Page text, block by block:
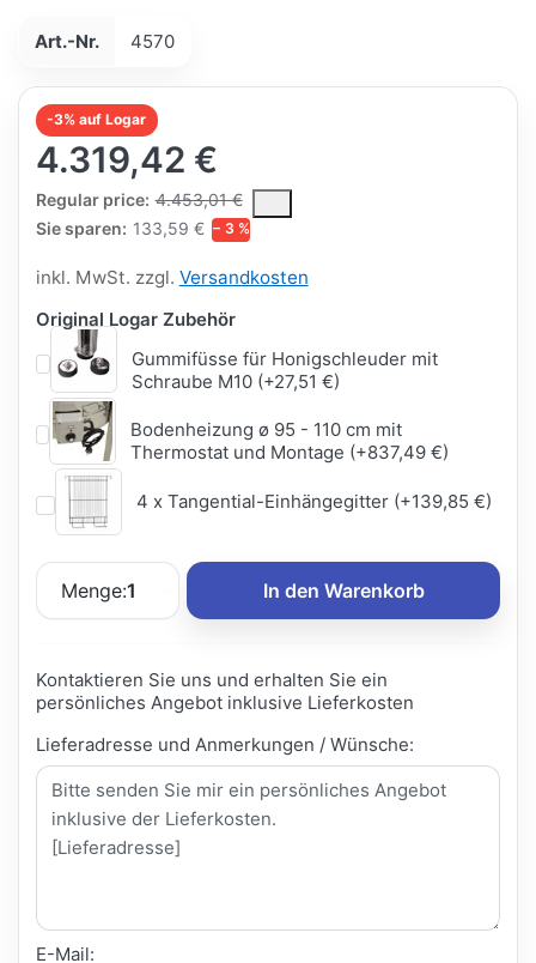
Art.-Nr. 4570
-3% auf Logar
4.319,42 €
Regular price: 4.453,01 €
The Regular Price is the median selling price paid by
Sie sparen: 133,59 € − 3 %
inkl. MwSt. zzgl. Versandkosten
Original Logar Zubehör
Gummifüsse für Honigschleuder mit
Schraube M10 (+27,51 €)
Bodenheizung ø 95 - 110 cm mit
Thermostat und Montage (+837,49 €)
4 x Tangential-Einhängegitter (+139,85 €)
Menge:1 In den Warenkorb
Kontaktieren Sie uns und erhalten Sie ein
persönliches Angebot inklusive Lieferkosten
Lieferadresse und Anmerkungen / Wünsche:
E-Mail: